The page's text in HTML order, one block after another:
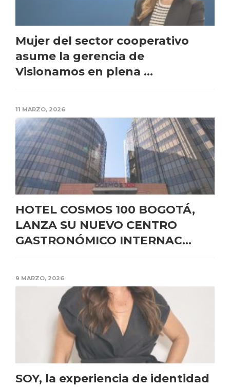
Mujer del sector cooperativo
asume la gerencia de
Visionamos en plena ...
11 MARZO, 2026
HOTEL COSMOS 100 BOGOTÁ,
LANZA SU NUEVO CENTRO
GASTRONÓMICO INTERNAC...
9 MARZO, 2026
SOY, la experiencia de identidad